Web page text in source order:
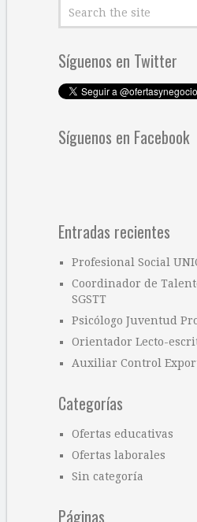
Síguenos en Twitter
Síguenos en Facebook
Entradas recientes
Profesional Social
Coordinador de
SGSTT
Psicólogo Juventud
Orientador Lecto-
Auxiliar Control
Categorías
Ofertas educativas
Ofertas laborales
Sin categoría
Páginas